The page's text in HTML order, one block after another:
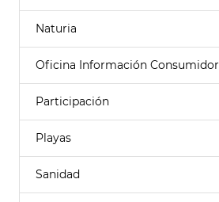
Naturia
Oficina Información Consumidor
Participación
Playas
Sanidad